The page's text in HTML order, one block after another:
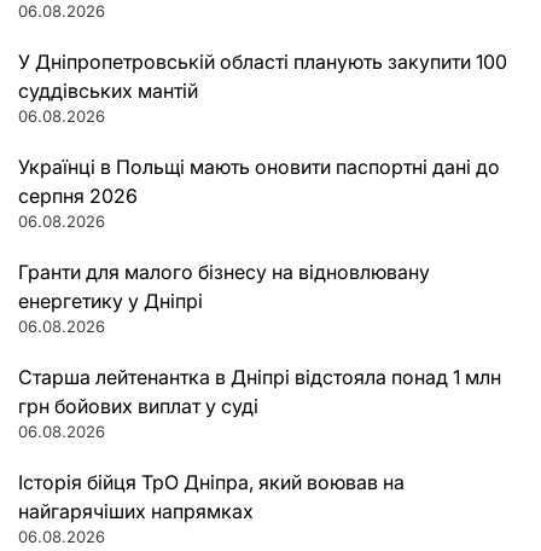
06.08.2026
У Дніпропетровській області планують закупити 100
суддівських мантій
06.08.2026
Українці в Польщі мають оновити паспортні дані до
серпня 2026
06.08.2026
Гранти для малого бізнесу на відновлювану
енергетику у Дніпрі
06.08.2026
Старша лейтенантка в Дніпрі відстояла понад 1 млн
грн бойових виплат у суді
06.08.2026
Історія бійця ТрО Дніпра, який воював на
найгарячіших напрямках
06.08.2026